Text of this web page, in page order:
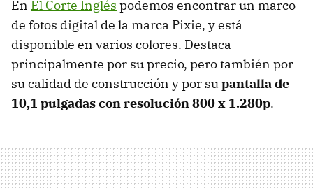
En El Corte Inglés podemos encontrar un marco
de fotos digital de la marca Pixie, y está
disponible en varios colores. Destaca
principalmente por su precio, pero también por
su calidad de construcción y por supantalla de
10,1 pulgadas con resolución 800 x 1.280p.